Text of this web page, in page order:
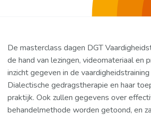
De masterclass dagen DGT
de hand van lezingen, videomateriaal en
inzicht gegeven in de vaardigheidstraining
Dialectische gedragstherapie en haar
praktijk. Ook zullen gegevens over
behandelmethode worden getoond, en